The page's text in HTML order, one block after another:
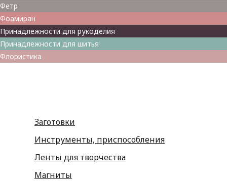
Фетр
Фоамиран
Принадлежности для рукоделия
Принадлежности для шитья
Флористика
Заготовки
Инструменты, приспособления
Ленты для творчества
Магниты